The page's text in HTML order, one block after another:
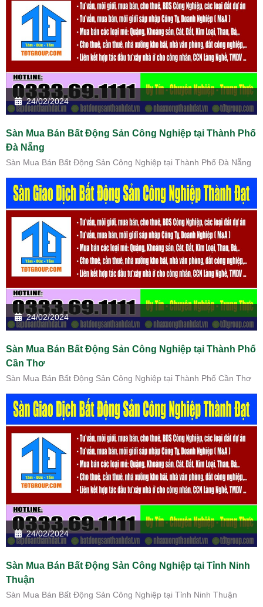
24/02/2024
Sàn Mua Bán Bất Động Sản Công Nghiệp tại Thành Phố
Đà Nẵng
Sàn Mua Bán Bất Động Sản Công Nghiệp tại Thành Phố Đà Nẵng
24/02/2024
Sàn Mua Bán Bất Động Sản Công Nghiệp tại Thành Phố
Cần Thơ
Sàn Mua Bán Bất Động Sản Công Nghiệp tại Thành Phố Cần Thơ
24/02/2024
Sàn Mua Bán Bất Động Sản Công Nghiệp tại Tỉnh Ninh
Thuận
Sàn Mua Bán Bất Động Sản Công Nghiệp tại Tỉnh Ninh Thuận